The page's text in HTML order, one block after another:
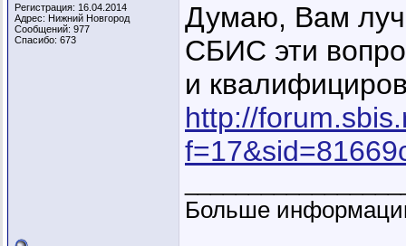
Регистрация: 16.04.2014
Адрес: Нижний Новгород
Сообщений: 977
Спасибо: 673
Думаю, Вам
СБИС эти
и
http://
Больше